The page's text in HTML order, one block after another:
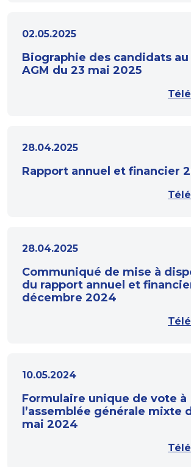
02.05.2025
Biographie des candidats au
AGM du 23 mai 2025
28.04.2025
Rapport annuel et financier
28.04.2025
Communiqué de mise à
du rapport annuel et
décembre 2024
10.05.2024
Formulaire unique de vote à
l’assemblée générale mixte
mai 2024